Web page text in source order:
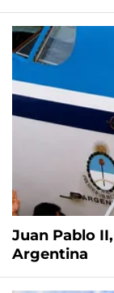
Juan Pablo
Argentina